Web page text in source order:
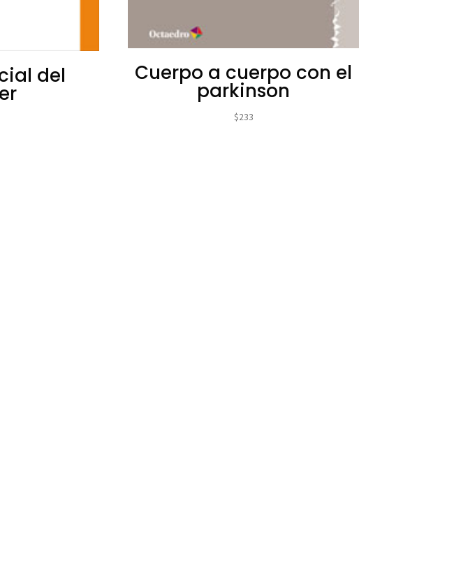
del Cuerpo a cuerpo con el
parkinson
$233